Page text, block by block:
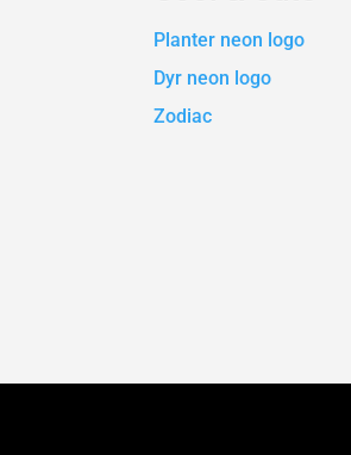
Planter neon logo
Dyr neon logo
Zodiac